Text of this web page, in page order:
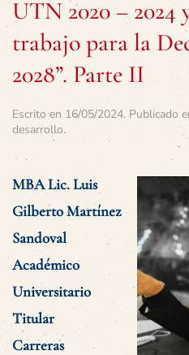
UTN 2020 – 2024
trabajo para la
2028”. Parte II
Escrito en 16/05/2024. Publicado
desarrollo.
MBA Lic. Luis
Gilberto Martínez
Sandoval
Académico
Universitario
Titular
Carreras